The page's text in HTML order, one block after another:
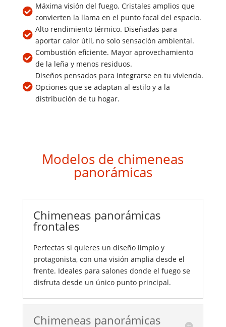

Máxima visión del fuego. Cristales amplios que
convierten la llama en el punto focal del espacio.

Alto rendimiento térmico. Diseñadas para
aportar calor útil, no solo sensación ambiental.

Combustión eficiente. Mayor aprovechamiento
de la leña y menos residuos.

Diseños pensados para integrarse en tu vivienda.
Opciones que se adaptan al estilo y a la
distribución de tu hogar.
Modelos de chimeneas
panorámicas
Chimeneas panorámicas
frontales
Perfectas si quieres un diseño limpio y
protagonista, con una visión amplia desde el
frente. Ideales para salones donde el fuego se
disfruta desde un único punto principal.
Chimeneas panorámicas